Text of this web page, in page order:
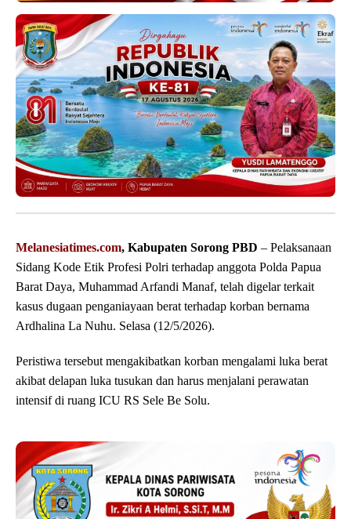
Melanesiatimes.com, Kabupaten Sorong PBD – Pelaksanaan
Sidang Kode Etik Profesi Polri terhadap anggota Polda Papua
Barat Daya, Muhammad Arfandi Manaf, telah digelar terkait
kasus dugaan penganiayaan berat terhadap korban bernama
Ardhalina La Nuhu. Selasa (12/5/2026).
Peristiwa tersebut mengakibatkan korban mengalami luka berat
akibat delapan luka tusukan dan harus menjalani perawatan
intensif di ruang ICU RS Sele Be Solu.